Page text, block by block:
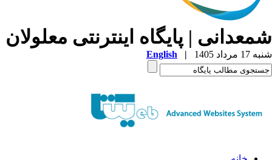
شمعدانی | پایگاه اینترنتی معلولان
شنبه 17 مرداد 1405 |
English